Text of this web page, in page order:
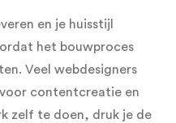
en je huisstijl
het bouwproces
Veel webdesigners
contentcreatie en
zelf te doen, druk je de